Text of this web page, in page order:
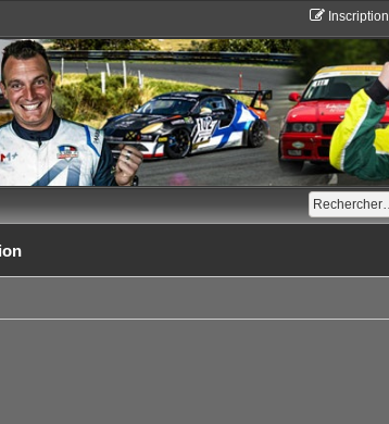
Inscription